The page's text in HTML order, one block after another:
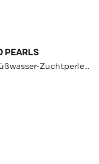
PEARLS
Kette Süßwasser-Zuchtperle OneColor